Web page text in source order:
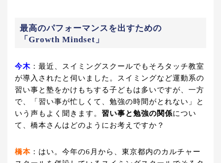
最高のパフォーマンスを出すための
「Growth Mindset」
今木 ：最近、スイミングスクールでもそろタッチ教室
が導入されたと伺いました。スイミングなど運動系の
習い事と塾をかけもちする子どもは多いですが、一方
で、「習い事が忙しくて、勉強の時間がとれない」と
いう声もよく聞きます。 習い事と勉強の関係につい
て、橋本さんはどのようにお考えですか？
橋本 ：はい。今年の6月から、東京都内のカルチャー